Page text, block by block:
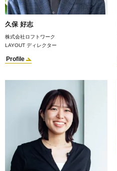
久保 好志
株式会社ロフトワーク
LAYOUT ディレクター
Profile